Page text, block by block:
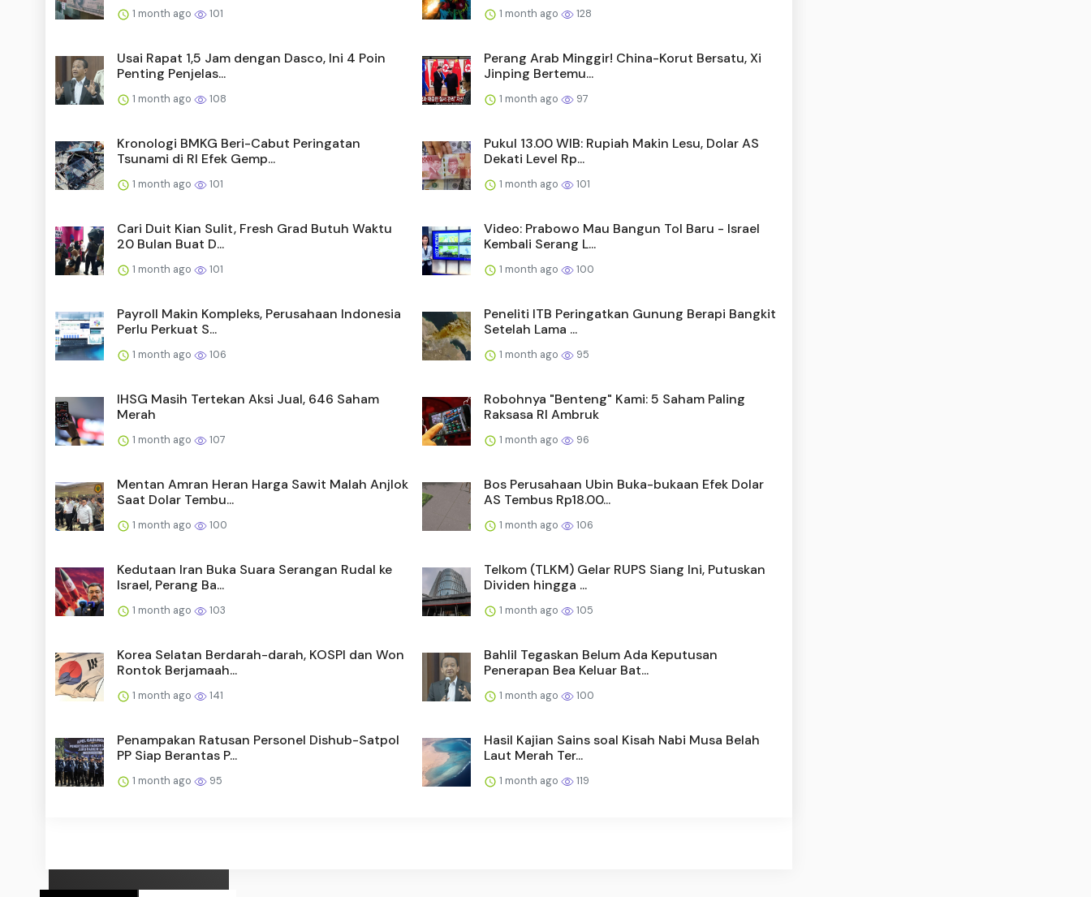
1 month ago 101 1 month ago 128
Usai Rapat 1,5 Jam dengan Dasco, Ini 4 Poin
Penting Penjelas...
1 month ago 108
Perang Arab Minggir! China-Korut Bersatu, Xi
Jinping Bertemu...
1 month ago 97
Kronologi BMKG Beri-Cabut Peringatan
Tsunami di RI Efek Gemp...
1 month ago 101
Pukul 13.00 WIB: Rupiah Makin Lesu, Dolar AS
Dekati Level Rp...
1 month ago 101
Cari Duit Kian Sulit, Fresh Grad Butuh Waktu
20 Bulan Buat D...
1 month ago 101
Video: Prabowo Mau Bangun Tol Baru - Israel
Kembali Serang L...
1 month ago 100
Payroll Makin Kompleks, Perusahaan Indonesia
Perlu Perkuat S...
1 month ago 106
Peneliti ITB Peringatkan Gunung Berapi Bangkit
Setelah Lama ...
1 month ago 95
IHSG Masih Tertekan Aksi Jual, 646 Saham
Merah
1 month ago 107
Robohnya "Benteng" Kami: 5 Saham Paling
Raksasa RI Ambruk
1 month ago 96
Mentan Amran Heran Harga Sawit Malah Anjlok
Saat Dolar Tembu...
1 month ago 100
Bos Perusahaan Ubin Buka-bukaan Efek Dolar
AS Tembus Rp18.00...
1 month ago 106
Kedutaan Iran Buka Suara Serangan Rudal ke
Israel, Perang Ba...
1 month ago 103
Telkom (TLKM) Gelar RUPS Siang Ini, Putuskan
Dividen hingga ...
1 month ago 105
Korea Selatan Berdarah-darah, KOSPI dan Won
Rontok Berjamaah...
1 month ago 141
Bahlil Tegaskan Belum Ada Keputusan
Penerapan Bea Keluar Bat...
1 month ago 100
Penampakan Ratusan Personel Dishub-Satpol
PP Siap Berantas P...
1 month ago 95
Hasil Kajian Sains soal Kisah Nabi Musa Belah
Laut Merah Ter...
1 month ago 119